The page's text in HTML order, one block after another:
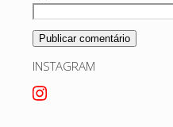
INSTAGRAM